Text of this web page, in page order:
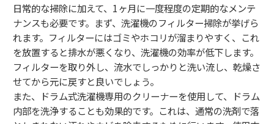
日常的な掃除に加えて、1ヶ月に一度程度の定期的なメンテ
ナンスも必要です。まず、洗濯機のフィルター掃除が挙げら
れます。フィルターにはゴミやホコリが溜まりやすく、これ
を放置すると排水が悪くなり、洗濯機の効率が低下します。
フィルターを取り外し、流水でしっかりと洗い流し、乾燥さ
せてから元に戻すと良いでしょう。
また、ドラム式洗濯機専用のクリーナーを使用して、ドラム
内部を洗浄することも効果的です。これは、通常の洗剤で落